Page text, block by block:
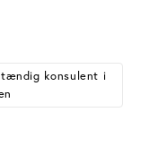
konsulent i